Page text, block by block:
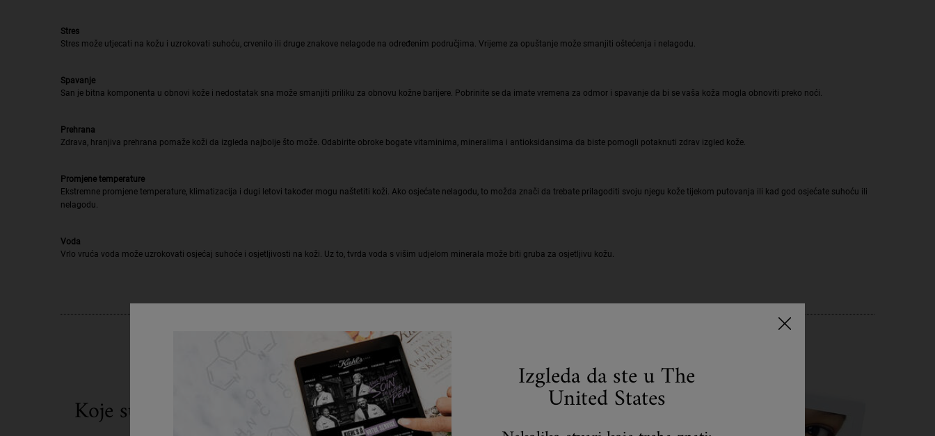
Stres
Stres može utjecati na kožu i uzrokovati suhoću, crvenilo ili druge znakove nelagode na određenim područjima. Vrijeme za opuštanje može smanjiti oštećenja i nelagodu.
Spavanje
San je bitna komponenta u obnovi kože i nedostatak sna može smanjiti priliku za obnovu kožne barijere. Pobrinite se da imate vremena za odmor i spavanje da bi se vaša koža mogla obnoviti preko noći.
Prehrana
Zdrava, hranjiva prehrana pomaže koži da izgleda najbolje što može. Odabirite obroke bogate vitaminima, mineralima i antioksidansima da biste pomogli potaknuti zdrav izgled kože.
Promjene temperature
Ekstremne promjene temperature, klimatizacija i dugi letovi također mogu naštetiti koži. Ako osjećate nelagodu, to možda znači da trebate prilagoditi svoju njegu kože tijekom putovanja ili kad god osjećate suhoću ili
nelagodu.
Voda
Vrlo vruća voda može uzrokovati osjećaj suhoće i osjetljivosti na koži. Uz to, tvrda voda s višim udjelom minerala može biti gruba za osjetljivu kožu.
Koje su najčešće karakteristike osjetljive kože?
Izgleda da ste u The
United States